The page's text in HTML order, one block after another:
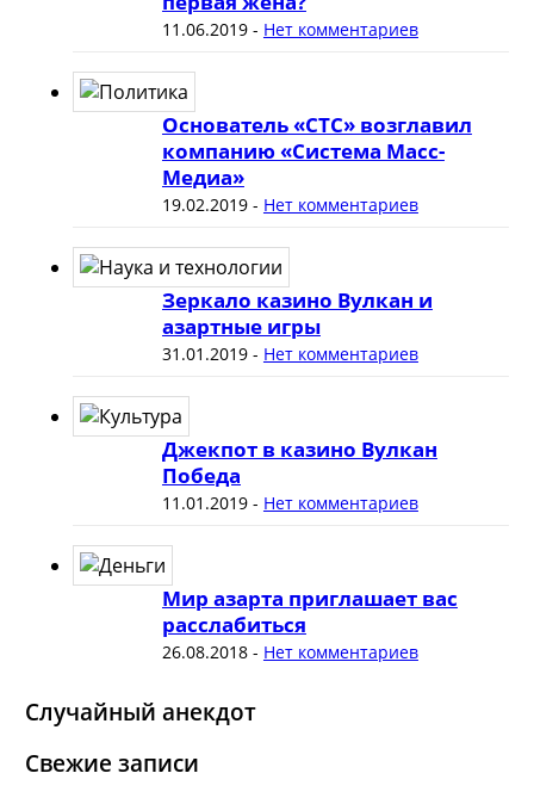
11.06.2019- Нет комментариев
Основатель «СТС» возглавил
компанию «Система Масс-
Медиа»
19.02.2019- Нет комментариев
Зеркало казино Вулкан и
азартные игры
31.01.2019- Нет комментариев
Джекпот в казино Вулкан
Победа
11.01.2019- Нет комментариев
Мир азарта приглашает вас
расслабиться
26.08.2018- Нет комментариев
Случайный анекдот
Свежие записи